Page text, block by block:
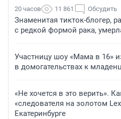
20 часов 11 861 Обсудить
Знаменитая тикток-блогер,
с редкой формой рака,
Участницу шоу «Мама в 16»
в домогательствах к
«Не хочется в это верить».
«следователя на золотом
Екатеринбурге